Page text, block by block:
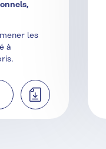
les
à
TÉLÉCHARGER